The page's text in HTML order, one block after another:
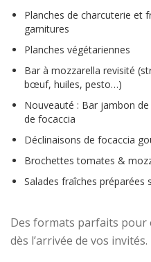
Planches de charcuterie et
garnitures
Planches végétariennes
Bar à mozzarella revisité
bœuf, huiles, pesto…)
Nouveauté : Bar jambon
de focaccia
Déclinaisons de focaccia
Brochettes tomates &
Salades fraîches préparées
Des formats parfaits pour
dès l’arrivée de vos invités.